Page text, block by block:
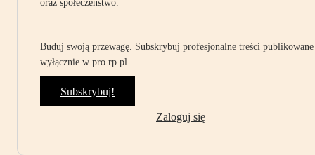
oraz społeczeństwo.
Buduj swoją przewagę. Subskrybuj profesjonalne treści publikowane
wyłącznie w pro.rp.pl.
Subskrybuj!
Zaloguj się